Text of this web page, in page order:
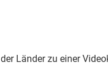
Länder zu einer